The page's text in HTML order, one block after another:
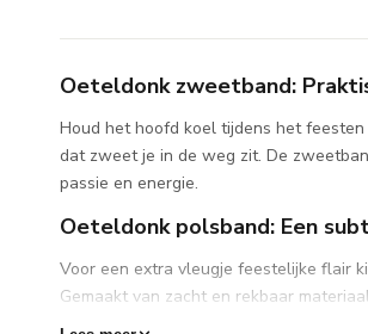
Oeteldonk zweetband:
Houd het hoofd koel tijdens het
dat zweet je in de weg zit. De
passie en energie.
Oeteldonk polsband: Een
Voor een extra vleugje feestelijke flair
Gemaakt van zacht en rekbaar